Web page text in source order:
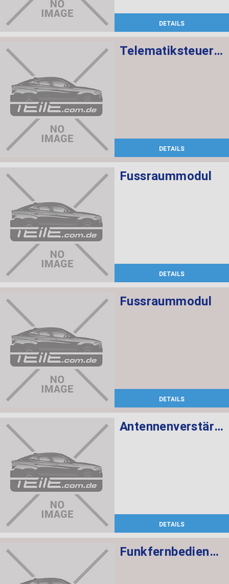
DETAILS
Telematiksteuergerät
DETAILS
Fussraummodul
DETAILS
Fussraummodul
DETAILS
Antennenverstärker Diversity 868 MHZ
DETAILS
Funkfernbedienung PCA 434 MHZ